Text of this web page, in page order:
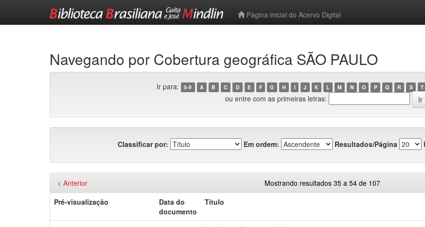
Página inicial do Acervo Digital
Navegando por Cobertura geográfica SÃO PAULO
Ir para: 0-9 A B C D E F G H I J K L M N O P Q R S T
ou entre com as primeiras letras:
Classificar por: Em ordem: Resultados/Página
Mostrando resultados 35 a 54 de 107
< Anterior
Pré-visualização
Data do
documento
Título